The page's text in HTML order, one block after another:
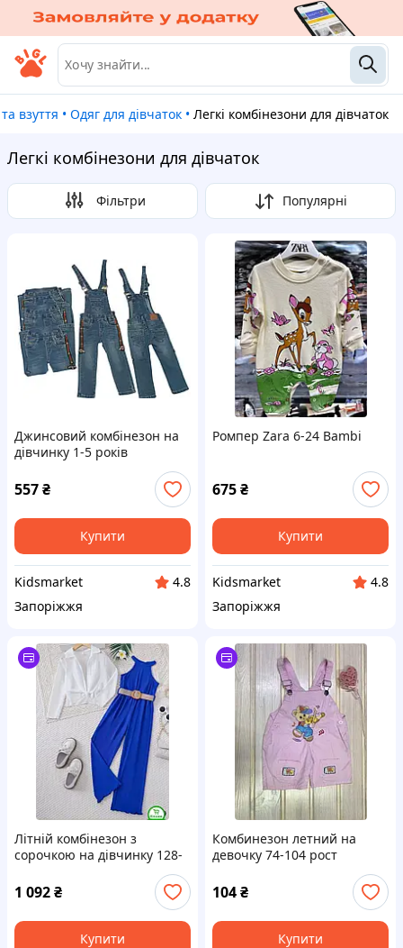
взуття • Одяг для дівчаток • Легкі комбінезони для дівчаток
Легкі комбінезони для дівчаток
Фільтри Популярні
Джинсовий комбінезон на
дівчинку 1-5 років
557₴
Купити
Kidsmarket
4.8
Запоріжжя
Ромпер Zara 6-24 Bambi
675₴
Купити
Kidsmarket
4.8
Запоріжжя
Літній комбінезон з
сорочкою на дівчинку 128-
1 092₴
Купити
Комбинезон летний на
девочку 74-104 рост
104₴
Купити